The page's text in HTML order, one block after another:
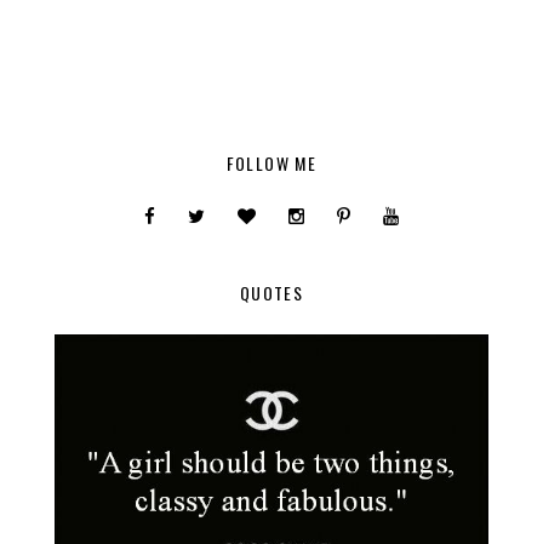
FOLLOW ME
QUOTES